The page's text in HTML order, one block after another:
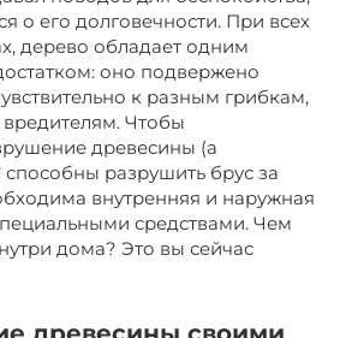
о его долговечности. При всех
дерево обладает одним
оно подвержено
к разным грибкам,
Чтобы
древесины (а
разрушить брус за
внутренняя и наружная
средствами. Чем
дома? Это вы сейчас